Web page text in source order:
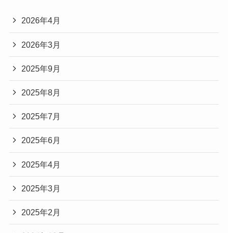
2026年4月
2026年3月
2025年9月
2025年8月
2025年7月
2025年6月
2025年4月
2025年3月
2025年2月